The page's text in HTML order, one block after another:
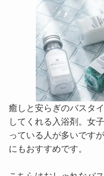
癒しと安らぎのバスタ
してくれる入浴剤。女
っている人が多いです
にもおすすめです。